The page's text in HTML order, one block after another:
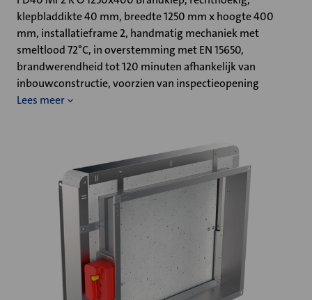
klepbladdikte 40 mm, breedte 1250 mm x hoogte 400
mm, installatieframe 2, handmatig mechaniek met
smeltlood 72°C, in overstemming met EN 15650,
brandwerendheid tot 120 minuten afhankelijk van
inbouwconstructie, voorzien van inspectieopening
Lees meer